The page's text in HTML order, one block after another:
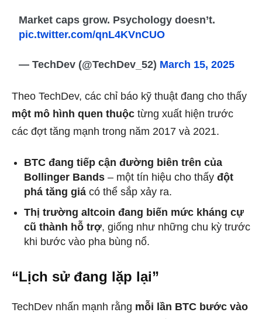
Market caps grow. Psychology doesn’t.
pic.twitter.com/qnL4KVnCUO
— TechDev (@TechDev_52) March 15, 2025
Theo TechDev, các chỉ báo kỹ thuật đang cho thấy
một mô hình quen thuộc từng xuất hiện trước
các đợt tăng mạnh trong năm 2017 và 2021.
BTC đang tiếp cận đường biên trên của
Bollinger Bands – một tín hiệu cho thấy đột
phá tăng giá có thể sắp xảy ra.
Thị trường altcoin đang biến mức kháng cự
cũ thành hỗ trợ, giống như những chu kỳ trước
khi bước vào pha bùng nổ.
“Lịch sử đang lặp lại”
TechDev nhấn mạnh rằng mỗi lần BTC bước vào